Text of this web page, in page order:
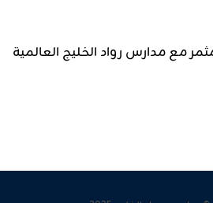
مع مدارس رواد الخليج العالمية